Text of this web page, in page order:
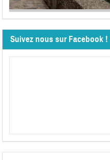
Suivez nous sur Facebook !